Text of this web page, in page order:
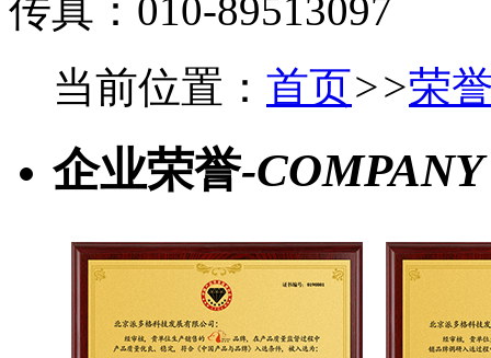
传真：010-89513097
当前位置： 首页>>荣
企业荣誉-